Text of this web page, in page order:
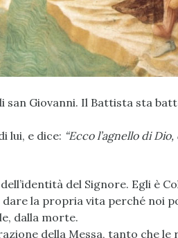
san Giovanni. Il Battista sta
lui, e dice: “Ecco l’agnello di
del Signore. Egli è
la propria vita perché noi
dalla morte.
della Messa, tanto che le